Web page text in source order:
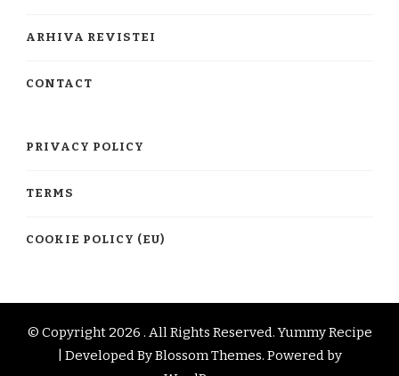
ARHIVA REVISTEI
CONTACT
PRIVACY POLICY
TERMS
COOKIE POLICY (EU)
© Copyright 2026 . All Rights Reserved.Yummy Recipe
| Developed ByBlossom Themes. Powered by